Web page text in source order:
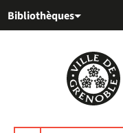
au
auBibliothèques